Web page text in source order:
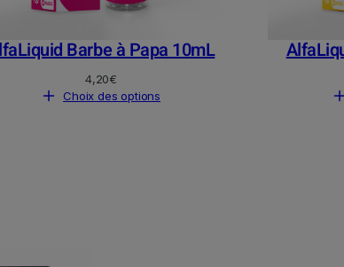
Barbe à Papa 10mL
4,20€
Choix des options